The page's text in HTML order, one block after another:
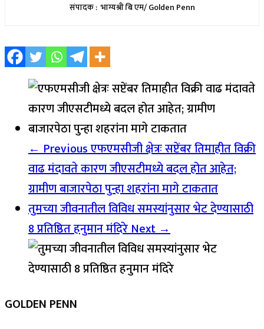
संपादक : भाग्यश्री बि एम/ Golden Penn
← Previousएफएमसीजी क्षेत्रः सप्टेंबर तिमाहीत विक्री
वाढ मंदावते कारण जीएसटीमध्ये बदल होत आहेत;
ग्रामीण बाजारपेठा पुन्हा शहरांना मागे टाकतात
तुमच्या जीवनातील विविध समस्यांनुसार भेट देण्यासाठी
8 प्रतिष्ठित हनुमान मंदिरेNext →
GOLDEN PENN